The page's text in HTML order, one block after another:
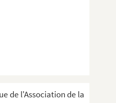
de l'Association de la